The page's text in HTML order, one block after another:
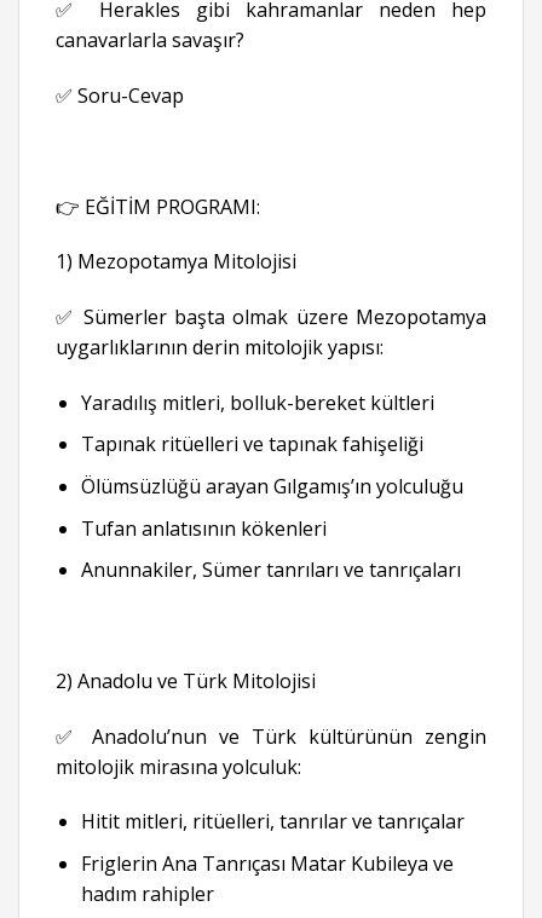
✅ Herakles gibi kahramanlar neden hep
canavarlarla savaşır?
✅ Soru-Cevap
👉 EĞİTİM PROGRAMI:
1) Mezopotamya Mitolojisi
✅ Sümerler başta olmak üzere Mezopotamya
uygarlıklarının derin mitolojik yapısı:
Yaradılış mitleri, bolluk-bereket kültleri
Tapınak ritüelleri ve tapınak fahişeliği
Ölümsüzlüğü arayan Gılgamış’ın yolculuğu
Tufan anlatısının kökenleri
Anunnakiler, Sümer tanrıları ve tanrıçaları
2) Anadolu ve Türk Mitolojisi
✅ Anadolu’nun ve Türk kültürünün zengin
mitolojik mirasına yolculuk:
Hitit mitleri, ritüelleri, tanrılar ve tanrıçalar
Friglerin Ana Tanrıçası Matar Kubileya ve
hadım rahipler